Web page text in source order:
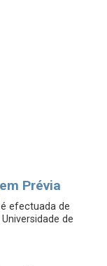
Prévia
efectuada de
de